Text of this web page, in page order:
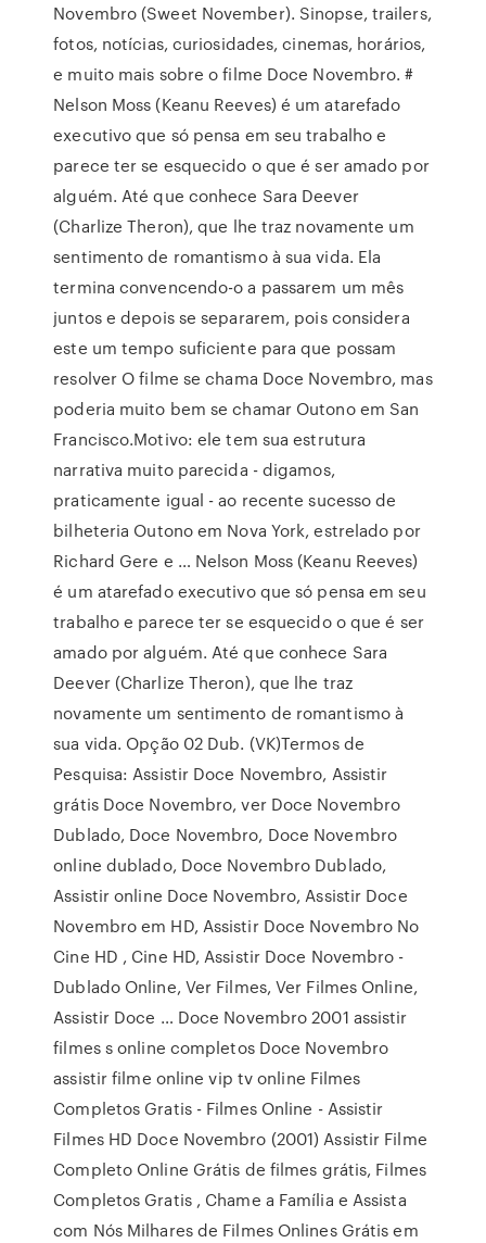
Novembro (Sweet November). Sinopse, trailers,
fotos, notícias, curiosidades, cinemas, horários,
e muito mais sobre o filme Doce Novembro. #
Nelson Moss (Keanu Reeves) é um atarefado
executivo que só pensa em seu trabalho e
parece ter se esquecido o que é ser amado por
alguém. Até que conhece Sara Deever
(Charlize Theron), que lhe traz novamente um
sentimento de romantismo à sua vida. Ela
termina convencendo-o a passarem um mês
juntos e depois se separarem, pois considera
este um tempo suficiente para que possam
resolver O filme se chama Doce Novembro, mas
poderia muito bem se chamar Outono em San
Francisco.Motivo: ele tem sua estrutura
narrativa muito parecida - digamos,
praticamente igual - ao recente sucesso de
bilheteria Outono em Nova York, estrelado por
Richard Gere e … Nelson Moss (Keanu Reeves)
é um atarefado executivo que só pensa em seu
trabalho e parece ter se esquecido o que é ser
amado por alguém. Até que conhece Sara
Deever (Charlize Theron), que lhe traz
novamente um sentimento de romantismo à
sua vida. Opção 02 Dub. (VK)Termos de
Pesquisa: Assistir Doce Novembro, Assistir
grátis Doce Novembro, ver Doce Novembro
Dublado, Doce Novembro, Doce Novembro
online dublado, Doce Novembro Dublado,
Assistir online Doce Novembro, Assistir Doce
Novembro em HD, Assistir Doce Novembro No
Cine HD , Cine HD, Assistir Doce Novembro -
Dublado Online, Ver Filmes, Ver Filmes Online,
Assistir Doce … Doce Novembro 2001 assistir
filmes s online completos Doce Novembro
assistir filme online vip tv online Filmes
Completos Gratis - Filmes Online - Assistir
Filmes HD Doce Novembro (2001) Assistir Filme
Completo Online Grátis de filmes grátis, Filmes
Completos Gratis , Chame a Família e Assista
com Nós Milhares de Filmes Onlines Grátis em